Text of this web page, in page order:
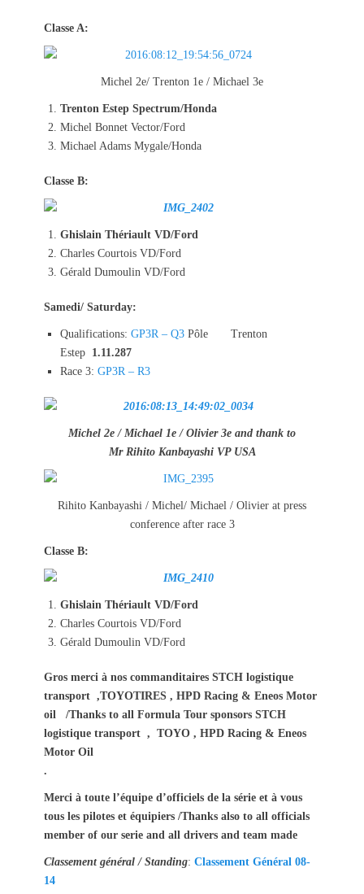
Classe A:
Michel 2e/ Trenton 1e / Michael 3e
Trenton Estep Spectrum/Honda
Michel Bonnet Vector/Ford
Michael Adams Mygale/Honda
Classe B:
Ghislain Thériault VD/Ford
Charles Courtois VD/Ford
Gérald Dumoulin VD/Ford
Samedi/ Saturday:
Qualifications: GP3R – Q3 Pôle Trenton
Estep 1.11.287
Race 3: GP3R – R3
Michel 2e / Michael 1e / Olivier 3e and thank to
Mr Rihito Kanbayashi VP USA
Rihito Kanbayashi / Michel/ Michael / Olivier at press
conference after race 3
Classe B:
Ghislain Thériault VD/Ford
Charles Courtois VD/Ford
Gérald Dumoulin VD/Ford
Gros merci à nos commanditaires STCH logistique
transport ,TOYOTIRES , HPD Racing & Eneos Motor
oil /Thanks to all Formula Tour sponsors STCH
logistique transport , TOYO , HPD Racing & Eneos
Motor Oil
.
Merci à toute l’équipe d’officiels de la série et à vous
tous les pilotes et équipiers /Thanks also to all officials
member of our serie and all drivers and team made
Classement général / Standing: Classement Général 08-
14